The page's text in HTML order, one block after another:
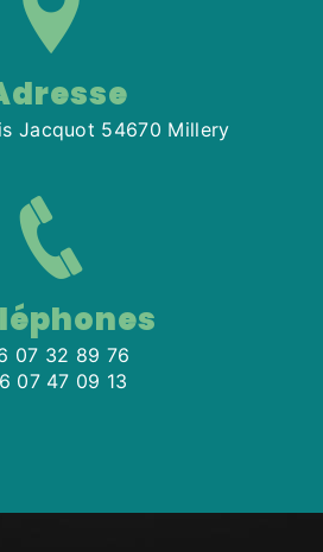
Jacquot 54670 Millery
07 32 89 76
07 47 09 13